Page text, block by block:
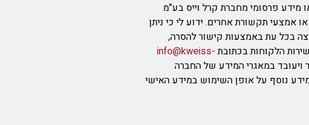
מידע פרסומי מחברת קרל וייס בע"מ
באמצעות דוא"ל, הודעת SMS או אמצעי תקשורת אחרים. ידוע לי כי ניתן
בכל עת באמצעות קישור להסרה,
info@kweiss-
ויעובד במאגרי המידע של החברה
נוסף על אופן השימוש במידע האישי